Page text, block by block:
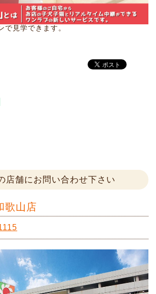
で見学できます。
店舗にお問い合わせ下さい
歌山店